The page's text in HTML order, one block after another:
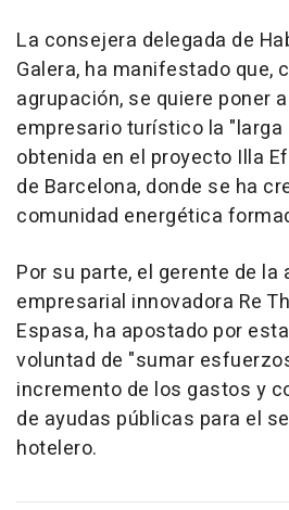
La consejera delegada de
Galera, ha manifestado que,
agrupación, se quiere poner
empresario turístico la "larga
obtenida en el proyecto Illa
de Barcelona, donde se ha
comunidad energética
Por su parte, el gerente de la
empresarial innovadora Re
Espasa, ha apostado por
voluntad de "sumar
incremento de los gastos y
de ayudas públicas para el
hotelero.